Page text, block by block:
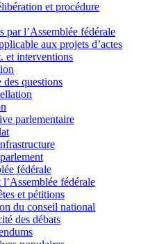
et procédure
par l’Assemblée fédérale
aux projets d’actes
et interventions
des questions
parlementaire
fédérale
fédérale
et pétitions
du conseil national
des débats